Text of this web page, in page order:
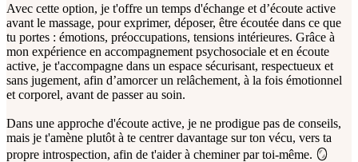
Avec cette option, je t'offre un temps d'échange et d’écoute active
avant le massage, pour exprimer, déposer, être écoutée dans ce que
tu portes : émotions, préoccupations, tensions intérieures. Grâce à
mon expérience en accompagnement psychosociale et en écoute
active, je t'accompagne dans un espace sécurisant, respectueux et
sans jugement, afin d’amorcer un relâchement, à la fois émotionnel
et corporel, avant de passer au soin.
Dans une approche d'écoute active, je ne prodigue pas de conseils,
mais je t'amène plutôt à te centrer davantage sur ton vécu, vers ta
propre introspection, afin de t'aider à cheminer par toi-même. 🪞